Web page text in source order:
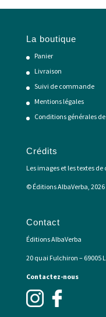
La boutique
Panier
Livraison
Suivi de commande
Mentions légales
Conditions générales
Crédits
Les images et les textes de
© Éditions AlbaVerba, 2026
Contact
Éditions AlbaVerba
20 quai Fulchiron – 69005
Contactez-nous